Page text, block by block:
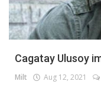
Cagatay Ulusoy
Milt Aug 12, 2021